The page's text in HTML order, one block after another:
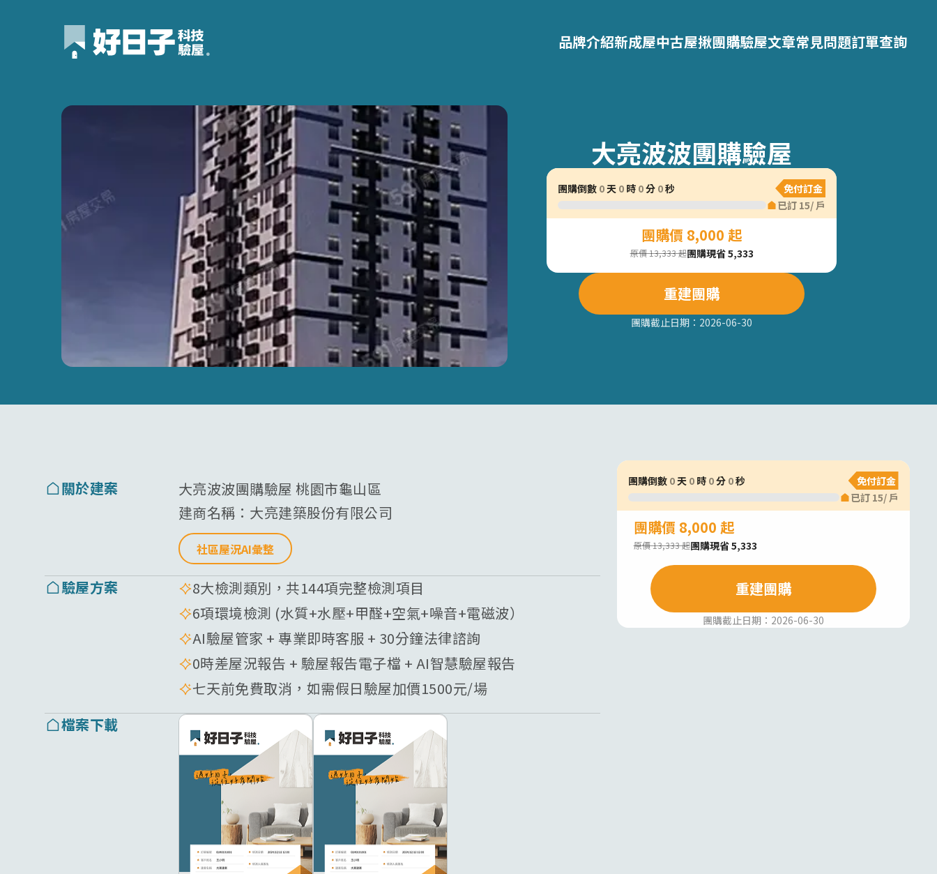
品牌介紹新成屋中古屋揪團購驗屋文章常見問題訂單查詢
大亮波波團購驗屋
團購倒數 0天 0 時 0分 0秒
免付訂金
已訂 15/戶
團購價 8,000 起
原價 13,333 起團購現省 5,333
重建團購
團購截止日期： 2026-06-30
關於建案
大亮波波團購驗屋 桃園市龜山區
建商名稱： 大亮建築股份有限公司
社區屋況AI彙整
驗屋方案
8大檢測類別，共144項完整檢測項目
6項環境檢測 (水質+水壓+甲醛+空氣+噪音+電磁波）
AI驗屋管家 + 專業即時客服 + 30分鐘法律諮詢
0時差屋況報告 + 驗屋報告電子檔 + AI智慧驗屋報告
七天前免費取消，如需假日驗屋加價1500元/場
檔案下載
團購倒數 0天 0時 0分 0秒
免付訂金
已訂 15/戶
團購價 8,000 起
原價 13,333 起團購現省 5,333
重建團購
團購截止日期： 2026-06-30